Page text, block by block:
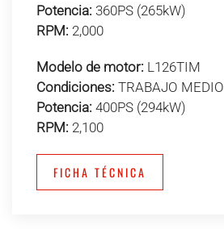
Potencia: 360PS (265kW)
RPM: 2,000
Modelo de motor: L126TIM
Condiciones: TRABAJO MEDIO
Potencia: 400PS (294kW)
RPM: 2,100
FICHA TÉCNICA